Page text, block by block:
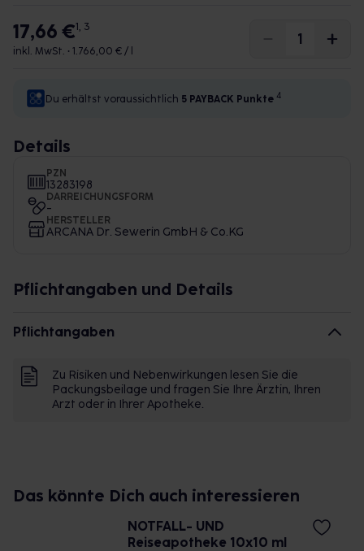
17,66 €1, 3
inkl. MwSt. • 1.766,00 € / l
Du erhältst voraussichtlich 5 PAYBACK Punkte 4
Details
PZN
13283198
DARREICHUNGSFORM
-
HERSTELLER
ARCANA Dr. Sewerin GmbH & Co.KG
Pflichtangaben und Details
Pflichtangaben
Zu Risiken und Nebenwirkungen lesen Sie die
Packungsbeilage und fragen Sie Ihre Ärztin, Ihren
Arzt oder in Ihrer Apotheke.
Das könnte Dich auch interessieren
NOTFALL- UND
Reiseapotheke 10x10 ml